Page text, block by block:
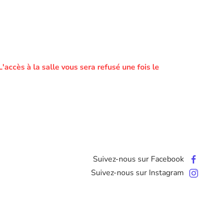
à la salle vous sera refusé une fois le
Suivez-nous sur Facebook
Suivez-nous sur Instagram